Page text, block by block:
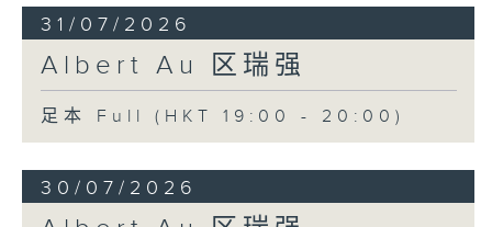
31/07/2026
Albert Au 区瑞强
足本 Full (HKT 19:00 - 20:00)
30/07/2026